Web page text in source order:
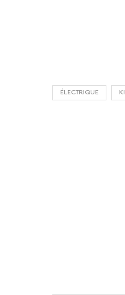
ÉLECTRIQUE